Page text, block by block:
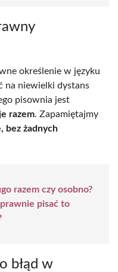
określenie w języku
na niewielki dystans
pisownia jest
razem. Zapamiętajmy
bez żadnych
razem czy osobno?
pisać to
błąd w